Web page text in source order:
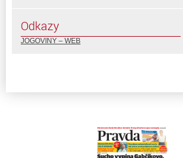
Odkazy
JOGOVINY – WEB